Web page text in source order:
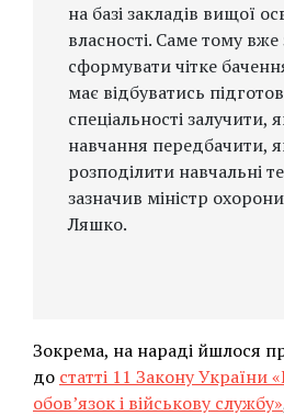
на базі закладів вищої
власності. Саме тому
сформувати чітке
має відбуватись
спеціальності залучити,
навчання передбачити,
розподілити навчальні
зазначив міністр
Ляшко.
Зокрема, на нараді йшлося
до статті 11 Закону України
обов’язок і військову службу»